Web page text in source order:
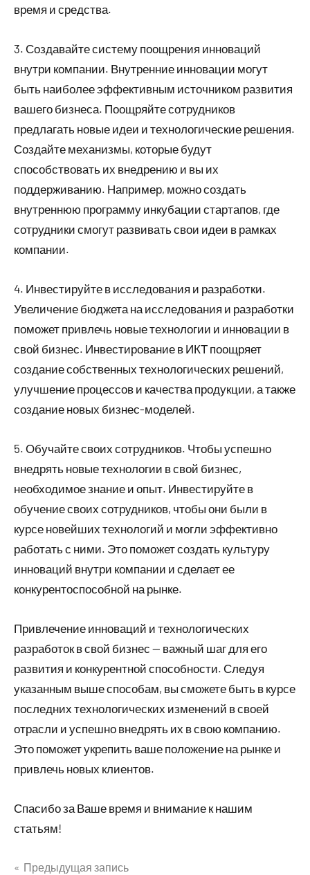
время и средства.
3. Создавайте систему поощрения инноваций
внутри компании. Внутренние инновации могут
быть наиболее эффективным источником развития
вашего бизнеса. Поощряйте сотрудников
предлагать новые идеи и технологические решения.
Создайте механизмы, которые будут
способствовать их внедрению и вы их
поддерживанию. Например, можно создать
внутреннюю программу инкубации стартапов, где
сотрудники смогут развивать свои идеи в рамках
компании.
4. Инвестируйте в исследования и разработки.
Увеличение бюджета на исследования и разработки
поможет привлечь новые технологии и инновации в
свой бизнес. Инвестирование в ИКТ поощряет
создание собственных технологических решений,
улучшение процессов и качества продукции, а также
создание новых бизнес-моделей.
5. Обучайте своих сотрудников. Чтобы успешно
внедрять новые технологии в свой бизнес,
необходимое знание и опыт. Инвестируйте в
обучение своих сотрудников, чтобы они были в
курсе новейших технологий и могли эффективно
работать с ними. Это поможет создать культуру
инноваций внутри компании и сделает ее
конкурентоспособной на рынке.
Привлечение инноваций и технологических
разработок в свой бизнес — важный шаг для его
развития и конкурентной способности. Следуя
указанным выше способам, вы сможете быть в курсе
последних технологических изменений в своей
отрасли и успешно внедрять их в свою компанию.
Это поможет укрепить ваше положение на рынке и
привлечь новых клиентов.
Спасибо за Ваше время и внимание к нашим
статьям!
Предыдущая запись